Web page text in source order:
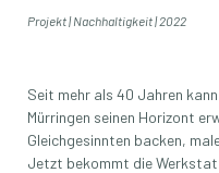
Projekt|Nachhaltigkeit|2022
Seit mehr als 40 Jahren
Mürringen seinen Horizont
Gleichgesinnten backen,
Jetzt bekommt die